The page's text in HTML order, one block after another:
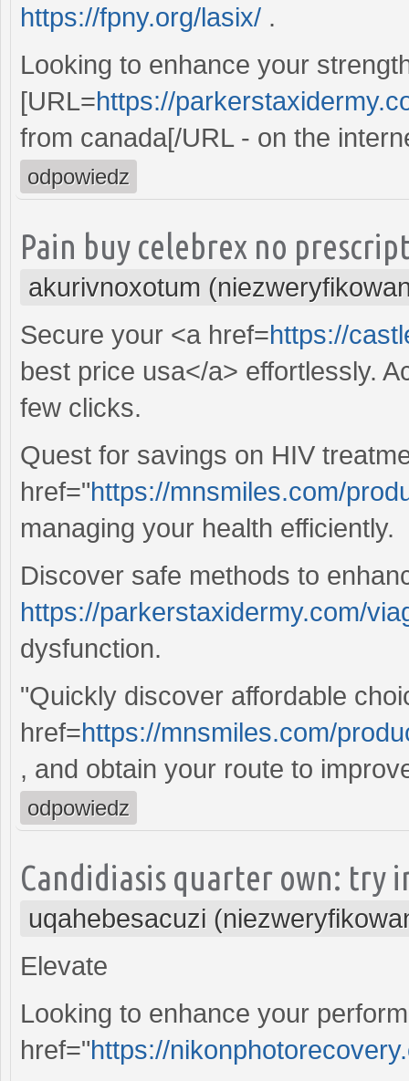
https://fpny.org/lasix/ .
Looking to enhance your
[URL=https://
from canada[/URL - on the
odpowiedz
Pain buy celebrex no
akurivnoxotum
Secure your <a href=https://
best price usa</a> effortlessly.
few clicks.
Quest for savings on HIV
href="https://mnsmiles.com/
managing your health efficiently.
Discover safe methods to
https://parkerstaxidermy.com/
dysfunction.
"Quickly discover affordable
href=https://mnsmiles.com/
, and obtain your route to
odpowiedz
Candidiasis quarter own: try
uqahebesacuzi
Elevate
Looking to enhance your
href="https://